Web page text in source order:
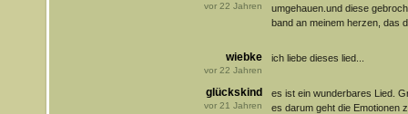
vor 22 Jahren
umgehauen.und diese
band an meinem herzen, das
wiebke
vor 22 Jahren
ich liebe dieses lied...
glückskind
vor 21 Jahren
es ist ein wunderbares Lied.
es darum geht die Emotionen